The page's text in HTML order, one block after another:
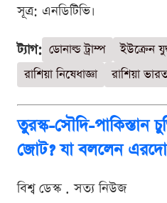
সূত্র: এনডিটিভি।
ট্যাগ: ডোনাল্ড ট্রাম্প ইউক্রেন
রাশিয়া নিষেধাজ্ঞা
রাশিয়া
তুরস্ক-সৌদি-পাকিস্তান
জোট? যা বললেন
বিশ্ব ডেস্ক . সত্য নিউজ